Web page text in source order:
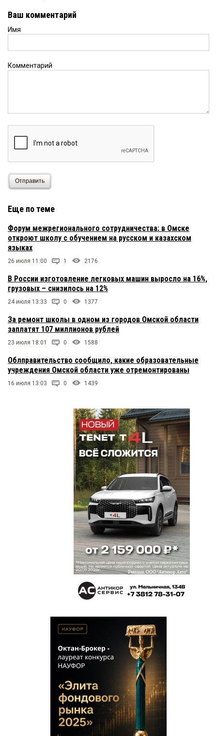
Ваш комментарий
Имя
Комментарий
Отправить
Еще по теме
Форум межрегионального сотрудничества: в Омске
откроют школу с обучением на русском и казахском
языках
26 июля 11:00 1 2176
В России изготовление легковых машин выросло на 16%,
грузовых – снизилось на 12%
24 июля 13:33 0 1377
За ремонт школы в одном из городов Омской области
заплатят 107 миллионов рублей
23 июля 18:01 0 1588
Облправительство сообщило, какие образовательные
учреждения Омской области уже отремонтированы
16 июля 13:03 0 1439